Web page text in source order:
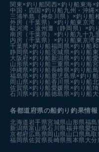
関東×釣り船関西×釣り船 東海×
中国・四国×釣り船 九州・沖縄
三浦半島（神奈川県）×釣り船
外房（千葉県）×釣り船東京湾
駿河湾・遠州灘（静岡県）×釣
南房（千葉県）×釣り船九十九
内房（千葉県）×釣り船東京湾
千葉県×釣り船福岡県×釣り船
静岡県×釣り船茨城県×釣り船
大阪府×釣り船 新潟県×釣り船
山形県×釣り船 三重県×釣り船
沖縄県×釣り船長崎県×釣り船
福島県×釣り船 鹿児島県×釣り船
岡山県×釣り船香川県×釣り船
佐賀県×釣り船愛媛県×釣り船
石川県×釣り船徳島県×釣り船
各都道府県の船釣り釣果情報
北海道 岩手県宮城県 山形県福島
新潟県富山県石川県福井県愛知
京都府広島県岡山県 山口県 鳥取
福岡県佐賀県長崎県 熊本県 大分